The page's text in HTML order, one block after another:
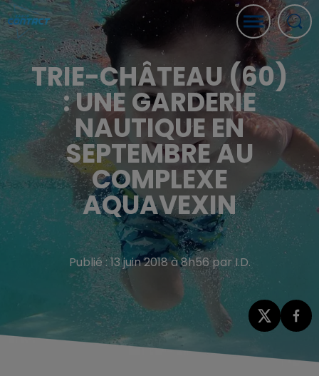
TRIE-CHÂTEAU (60)
: UNE GARDERIE
NAUTIQUE EN
SEPTEMBRE AU
COMPLEXE
AQUAVEXIN
Publié : 13 juin 2018 à 8h56 par I.D.